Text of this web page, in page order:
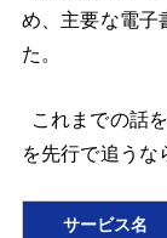
め、主要な電子
た。
これまでの話
を先行で追うな
サービス名